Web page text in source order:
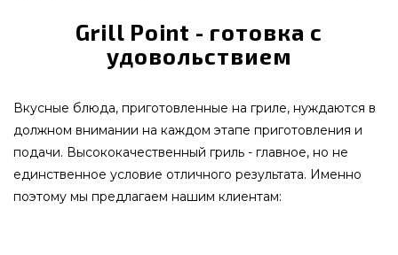
Grill Point - готовка с
удовольствием
Вкусные блюда, приготовленные на гриле, нуждаются в
должном внимании на каждом этапе приготовления и
подачи. Высококачественный гриль - главное, но не
единственное условие отличного результата. Именно
поэтому мы предлагаем нашим клиентам: